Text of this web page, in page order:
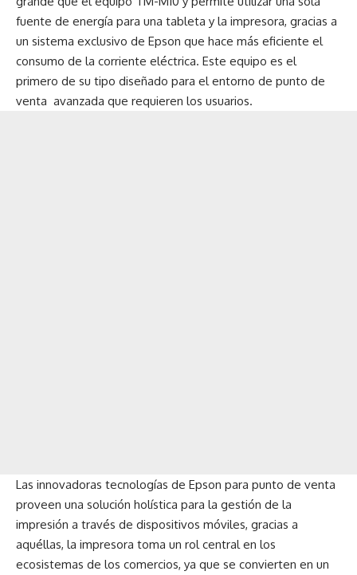
fuente de energía para una tableta y la impresora, gracias a
un sistema exclusivo de Epson que hace más eficiente el
consumo de la corriente eléctrica. Este equipo es el
primero de su tipo diseñado para el entorno de punto de
venta avanzada que requieren los usuarios.
Las innovadoras tecnologías de Epson para punto de venta
proveen una solución holística para la gestión de la
impresión a través de dispositivos móviles, gracias a
aquéllas, la impresora toma un rol central en los
ecosistemas de los comercios, ya que se convierten en un